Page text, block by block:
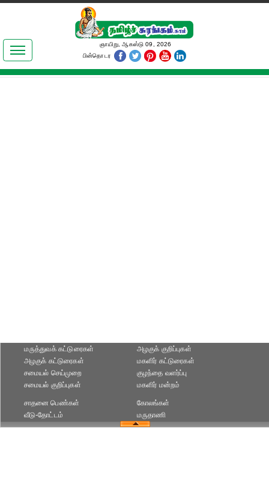
இலக்கியங்கள்
தமிழ் உலகம்
ஞாயிறு, ஆகஸ்டு 09, 2026
பின்தொடர
மருத்துவக் கட்டுரைகள்
அழகுக் கட்டுரைகள்
அழகுக் குறிப்புகள்
மகளிர் கட்டுரைகள்
சமையல் செய்முறை
சமையல் குறிப்புகள்
குழந்தை வளர்ப்பு
மகளிர் மன்றம்
சாதனை பெண்கள்
வீடு-தோட்டம்
கோலங்கள்
மருதாணி